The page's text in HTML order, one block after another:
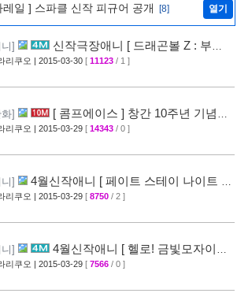
일 ] 스파클 신작 피규어 공개 [8] 열기
]
신작극장애니 [ 드래곤볼 Z : 부활
F ] CM 영상 공개 [37]
리쿠오 | 2015-03-30 [ 11123 / 1 ]
]
[ 콤프에이스 ] 창간 10주년 기념
스트 공개 [40]
리쿠오 | 2015-03-29 [ 14343 / 0 ]
]
4월신작애니 [ 페이트 스테이 나이트 ]
영상 공개 + BD-BOX 1 발매현장사진
리쿠오 | 2015-03-29 [ 8750 / 2 ]
]
4월신작애니 [ 헬로! 금빛모자이크
PV 영상 공개
[20]
리쿠오 | 2015-03-29 [ 7566 / 0 ]